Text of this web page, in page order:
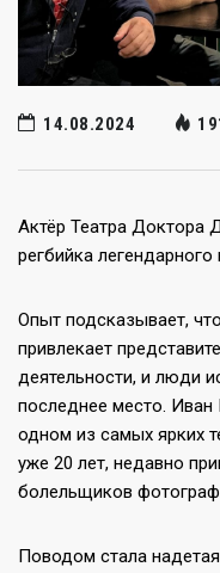
14.08.2024
Актёр Театра Доктора
регбийка легендарного
Опыт подсказывает,
привлекает
деятельности, и люди
последнее место.
одном из самых ярких
уже 20 лет, недавно
болельщиков
Поводом стала